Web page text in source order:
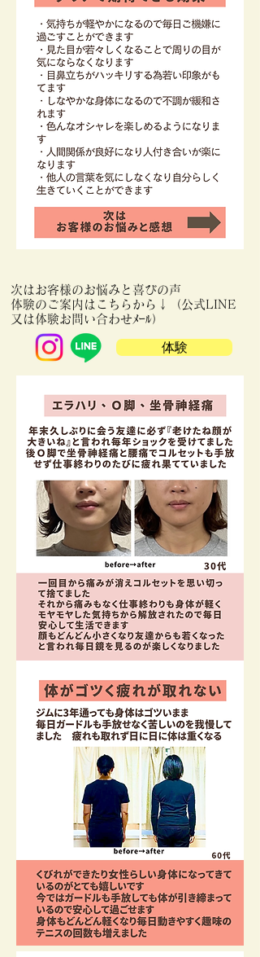
​ 次はお客様のお悩みと喜びの声
体験のご案内はこちらから↓（公式LINE
又は体験お問い合わせﾒｰﾙ）
体験